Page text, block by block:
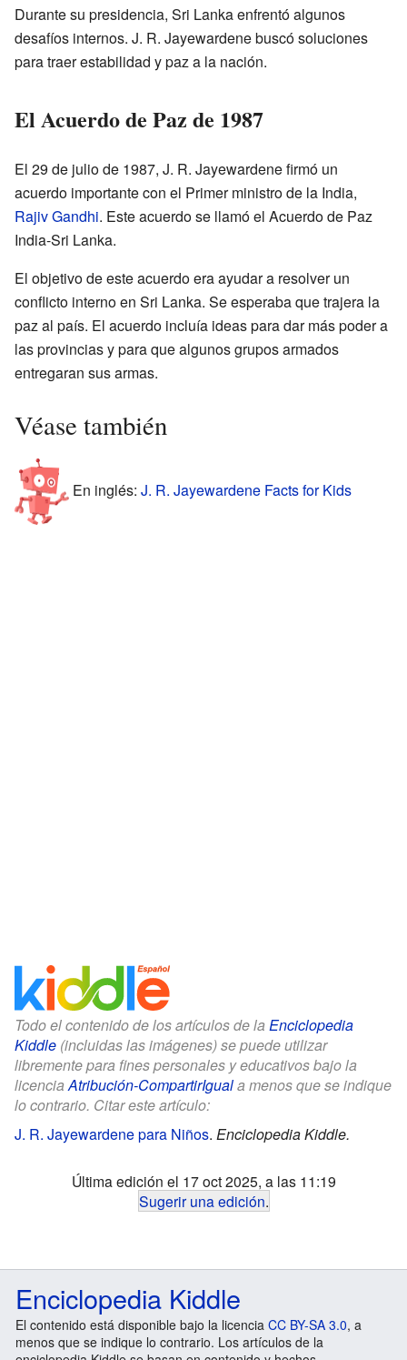
Durante su presidencia, Sri Lanka enfrentó algunos
desafíos internos. J. R. Jayewardene buscó soluciones
para traer estabilidad y paz a la nación.
El Acuerdo de Paz de 1987
El 29 de julio de 1987, J. R. Jayewardene firmó un
acuerdo importante con el Primer ministro de la India,
Rajiv Gandhi. Este acuerdo se llamó el Acuerdo de Paz
India-Sri Lanka.
El objetivo de este acuerdo era ayudar a resolver un
conflicto interno en Sri Lanka. Se esperaba que trajera la
paz al país. El acuerdo incluía ideas para dar más poder a
las provincias y para que algunos grupos armados
entregaran sus armas.
Véase también
En inglés: J. R. Jayewardene Facts for Kids
Todo el contenido de los artículos de la Enciclopedia
Kiddle (incluidas las imágenes) se puede utilizar
libremente para fines personales y educativos bajo la
licenciaAtribución-CompartirIguala menos que se indique
lo contrario. Citar este artículo:
J. R. Jayewardene para Niños. Enciclopedia Kiddle.
Última edición el 17 oct 2025, a las 11:19
Sugerir una edición.
Enciclopedia Kiddle
El contenido está disponible bajo la licencia CC BY-SA 3.0, a
menos que se indique lo contrario. Los artículos de la